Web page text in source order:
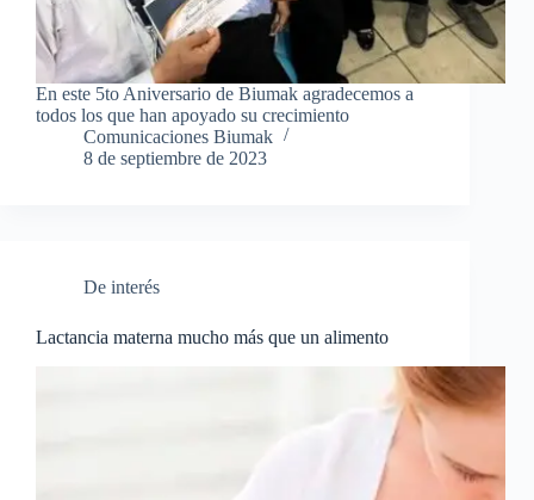
En este 5to Aniversario de Biumak agradecemos a
todos los que han apoyado su crecimiento
Comunicaciones Biumak
8 de septiembre de 2023
De interés
Lactancia materna mucho más que un alimento